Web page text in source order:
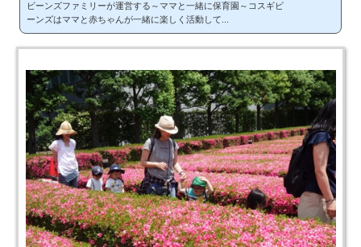
ビーンズファミリーが運営する～ママと一緒に保育園～コスギビ
ーンズはママと赤ちゃんが一緒に楽しく活動して...